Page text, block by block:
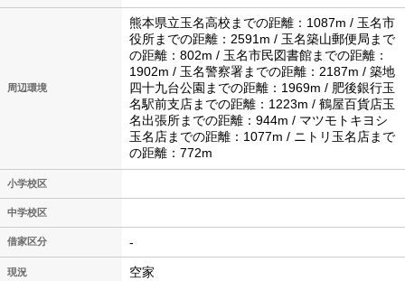
周辺環境
熊本県立玉名高校までの距離：1087m / 玉名市
役所までの距離：2591m / 玉名築山郵便局まで
の距離：802m / 玉名市民図書館までの距離：
1902m / 玉名警察署までの距離：2187m / 築地
四十九台公園までの距離：1969m / 肥後銀行玉
名駅前支店までの距離：1223m / 鶴屋百貨店玉
名出張所までの距離：944m / マツモトキヨシ
玉名店までの距離：1077m / ニトリ玉名店まで
の距離：772m
小学校区
中学校区
借家区分 -
現況 空家